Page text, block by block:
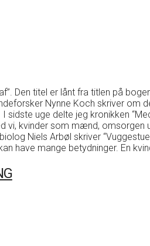
Den titel er lånt fra titlen på
Nynne Koch skriver om
sidste uge delte jeg kronikken
vi, kvinder som mænd,
Niels Arbøl skriver
have mange betydninger. En